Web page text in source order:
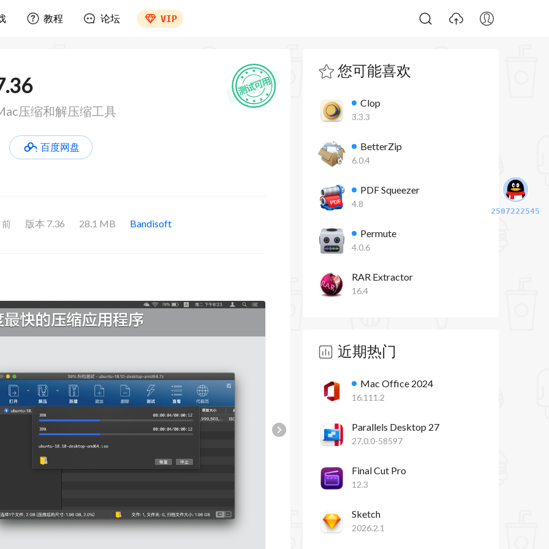
教程 论坛 VIP
压缩和解压缩工具
百度网盘
版本 7.36 28.1 MB Bandisoft
您可能喜欢
Clop
3.3.3
BetterZip
6.0.4
PDF Squeezer
4.8
Permute
4.0.6
RAR Extractor
16.4
近期热门
Mac Office 2024
16.111.2
Parallels Desktop 27
27.0.0-58597
Final Cut Pro
12.3
Sketch
2026.2.1
2507222545